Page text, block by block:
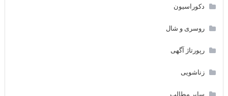
دکوراسیون
روسری و شال
رپورتاژ آگهی
زناشویی
سایر مطالب